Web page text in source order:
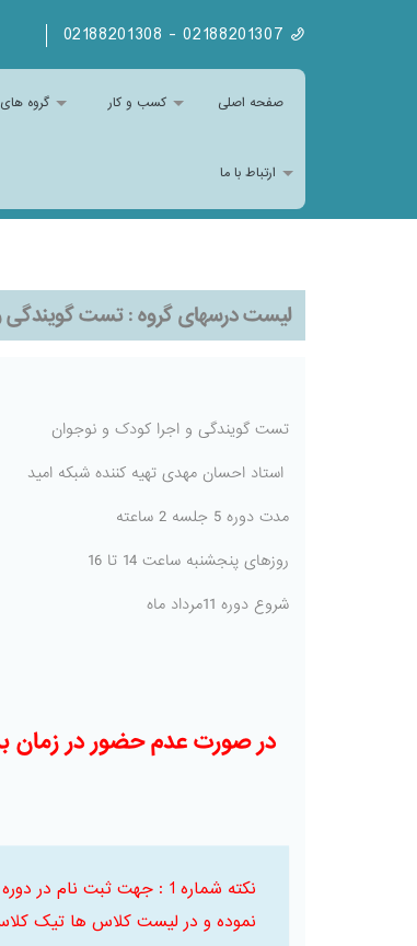
صفحه اصلی کسب و کار گروه
ارتباط با ما
لیست درسهای گروه :تست گویندگی
تست گویندگی و اجرا کودک و نوجوان
استاد احسان مهدی تهیه کننده شبکه امید
مدت دوره 5 جلسه 2 ساعته
روزهای پنجشنبه ساعت 14 تا 16
شروع دوره 11مرداد ماه
در صورت عدم حضور در زمان
نکته شماره 1 : جهت ثبت
نموده و در لیست کلاس ها تیک